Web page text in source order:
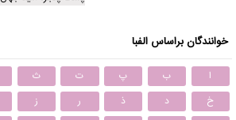
خوانندگان براساس الفبا
ا ب پ ت ث
خ
د ذ ر ز